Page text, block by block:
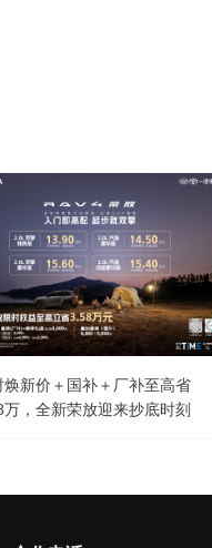
焕新价＋国补＋厂补至高省
万，全新荣放迎来抄底时刻